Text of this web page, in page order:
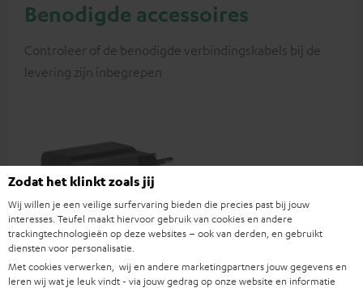
Benodigde accessoires
Controleer of de benodigde verbindingskabels bij de
levering zijn inbegrepen
USB-C oplader 60 W
Zodat het klinkt zoals jij
Wij willen je een veilige surfervaring bieden die precies past bij jouw
interesses. Teufel maakt hiervoor gebruik van cookies en andere
trackingtechnologieën op deze websites – ook van derden, en gebruikt
diensten voor personalisatie.
Met cookies verwerken, wij en andere marketingpartners jouw gegevens en
leren wij wat je leuk vindt - via jouw gedrag op onze website en informatie